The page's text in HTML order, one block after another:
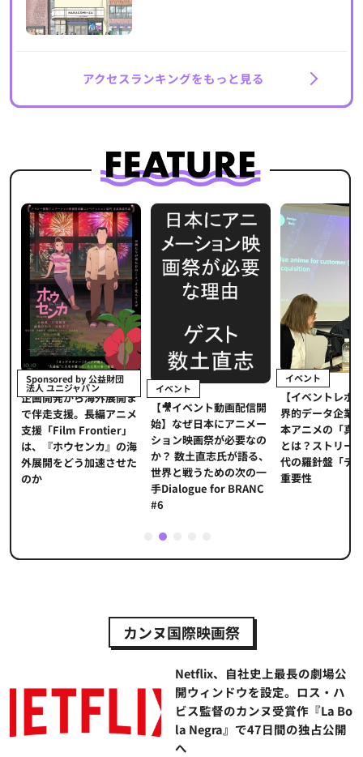
アクセスランキングをもっと見る
Sponsored by 公益財団
法人 ユニジャパン
企画開発から海外展開ま
で伴走支援。長編アニメ
支援「Film Frontier」
は、『ホウセンカ』の海
外展開をどう加速させた
のか
イベント
【🎥イベント動画配信開
始】なぜ日本にアニメー
ション映画祭が必要なの
か？ 数土直志氏が語る、
世界と戦うための次の一
手Dialogue for BRANC
#6
イベント
【イベントレポ
界的データ企業
本アニメの「真
とは？ストリー
代の羅針盤「デ
重要性
2
カンヌ国際映画祭
Netflix、自社史上最長の劇場公
開ウィンドウを設定。ロス・ハ
ビス監督のカンヌ受賞作『La Bo
la Negra』で47日間の独占公開
へ